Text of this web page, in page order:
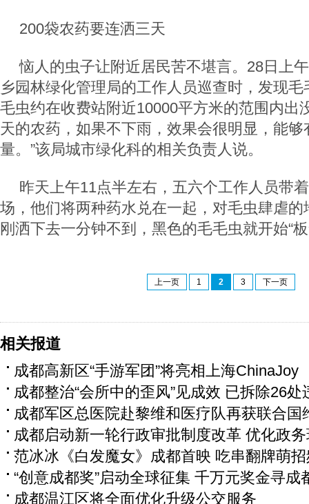
200袋农药要连洒三天
恼人的虫子让附近居民苦不堪言。28日上
乡园林绿化管理局的工作人员巡查时，发现毛
毛虫约在收费站附近10000平方米的范围内出
天的农药，如果不下雨，效果会很明显，能
量。”该局城市绿化科的相关负责人说。
昨天上午11点半左右，五六个工作人员带
场，他们将两种药水兑在一起，对毛虫肆虐
刚洒下去一分钟不到，黑色的毛毛虫就开始“
上一页 1 2 3 下一页
相关报道
成都高新区“手游军团”将亮相上海ChinaJoy
成都整治“会所中的歪风”见成效 已拆除26处
成都军区总医院赴黎维和医疗队再获联合国
成都启动新一轮行政审批制度改革 优化政
范冰冰《白发魔女》成都首映 吃串翻牌萌
“创意成都奖”启动全球征集 千万元奖金寻成
成都温江区将全面优化升级公交服务